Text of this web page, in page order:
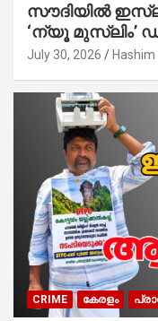
സൗദിയില്‍
‘ന്യൂ മുസ്ലിം’
ആരംഭിച്ചു
July 30, 2026
CRIME കേരളം